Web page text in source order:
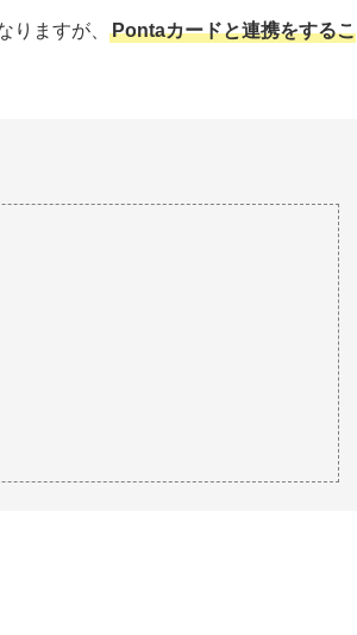
りますが、
Pontaカードと連携をするこ